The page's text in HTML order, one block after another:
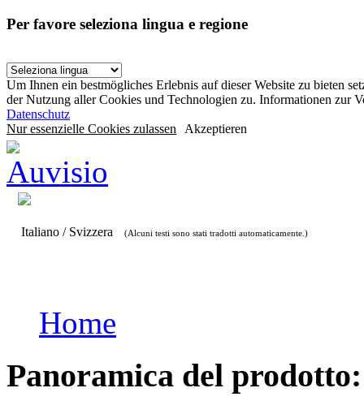
Per favore seleziona lingua e regione
Um Ihnen ein bestmögliches Erlebnis auf dieser Website zu bieten
der Nutzung aller Cookies und Technologien zu. Informationen zur
Datenschutz
Nur essenzielle Cookies zulassen Akzeptieren
Italiano / Svizzera (Alcuni testi sono stati tradotti automaticamente.)
Home
Panoramica del prodotto: